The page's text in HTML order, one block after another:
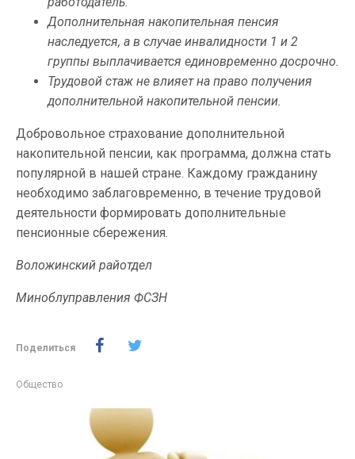
Дополнительная накопительная пенсия
наследуется, а в случае инвалидности 1 и 2
группы выплачивается единовременно досрочно.
Трудовой стаж не влияет на право получения
дополнительной накопительной пенсии.
Добровольное страхование дополнительной
накопительной пенсии, как программа, должна стать
популярной в нашей стране. Каждому гражданину
необходимо заблаговременно, в течение трудовой
деятельности формировать дополнительные
пенсионные сбережения.
Воложинский райотдел
Миноблуправления ФСЗН
Поделиться
Общество